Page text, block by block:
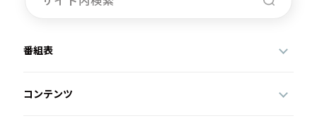
番組表
コンテンツ